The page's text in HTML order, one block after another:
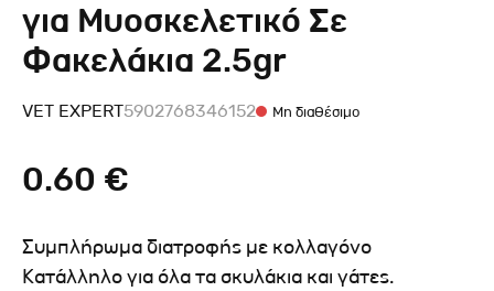
για Μυοσκελετικό Σε
Φακελάκια 2.5gr
VET EXPERT5902768346152 Μη διαθέσιμο
0.60 €
Συμπλήρωμα διατροφής με κολλαγόνο
Κατάλληλο για όλα τα σκυλάκια και γάτες.